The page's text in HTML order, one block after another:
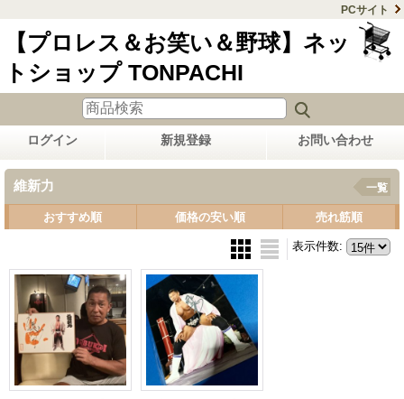
PCサイト
【プロレス＆お笑い＆野球】ネッ
トショップ TONPACHI
ログイン 新規登録 お問い合わせ
維新力 一覧
おすすめ順 価格の安い順 売れ筋順
表示件数: